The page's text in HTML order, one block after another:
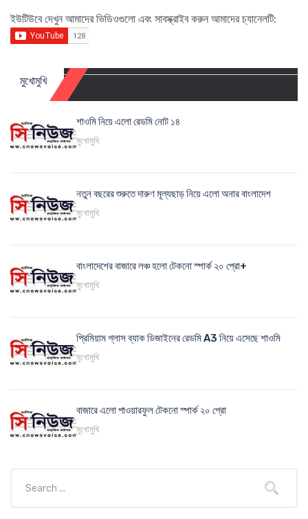
ইউটিউবে দেখুন আমাদের ভিডিওগুলো এবং সাবস্ক্রাইব করুন আমাদের চ্যানেলটি:
মুখোমুখি
শাওমি নিয়ে এলো রেডমি নোট ১৪
মুখোমুখি
নতুন বছরের শুরুতে দারুণ মূল্যছাড় নিয়ে এলো অনার বাংলাদেশ
মুখোমুখি
বাংলাদেশের বাজারে লঞ্চ হলো টেকনো স্পার্ক ২০ প্রো+
মুখোমুখি
প্রিমিয়াম গ্লাস ব্যাক ডিজাইনের রেডমি A3 নিয়ে এসেছে শাওমি
মুখোমুখি
বাজারে এলো পাওয়ারফুল টেকনো স্পার্ক ২০ প্রো
মুখোমুখি